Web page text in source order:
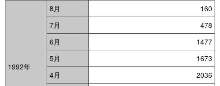
1992年
8月
160
7月
478
6月
1477
5月
1673
4月
2036